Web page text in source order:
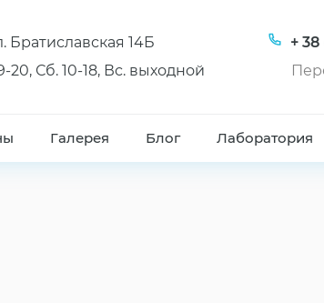
Братиславская 14Б
20, Сб. 10-18, Вс. выходной
+
Галерея Блог Лаборатория